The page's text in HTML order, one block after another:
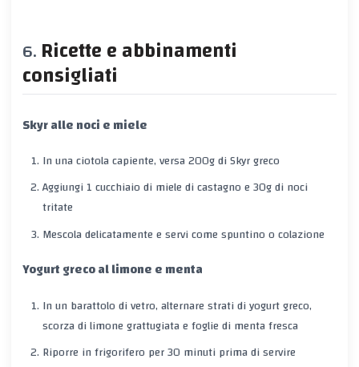
Ricette e abbinamenti
consigliati
Skyr alle noci e miele
In una ciotola capiente, versa 200g di Skyr greco
Aggiungi 1 cucchiaio di miele di castagno e 30g di noci
tritate
Mescola delicatamente e servi come spuntino o colazione
Yogurt greco al limone e menta
In un barattolo di vetro, alternare strati di yogurt greco,
scorza di limone grattugiata e foglie di menta fresca
Riporre in frigorifero per 30 minuti prima di servire